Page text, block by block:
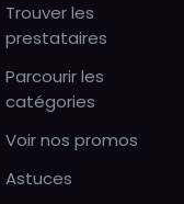
Trouver les
prestataires
Parcourir les
catégories
Voir nos promos
Astuces